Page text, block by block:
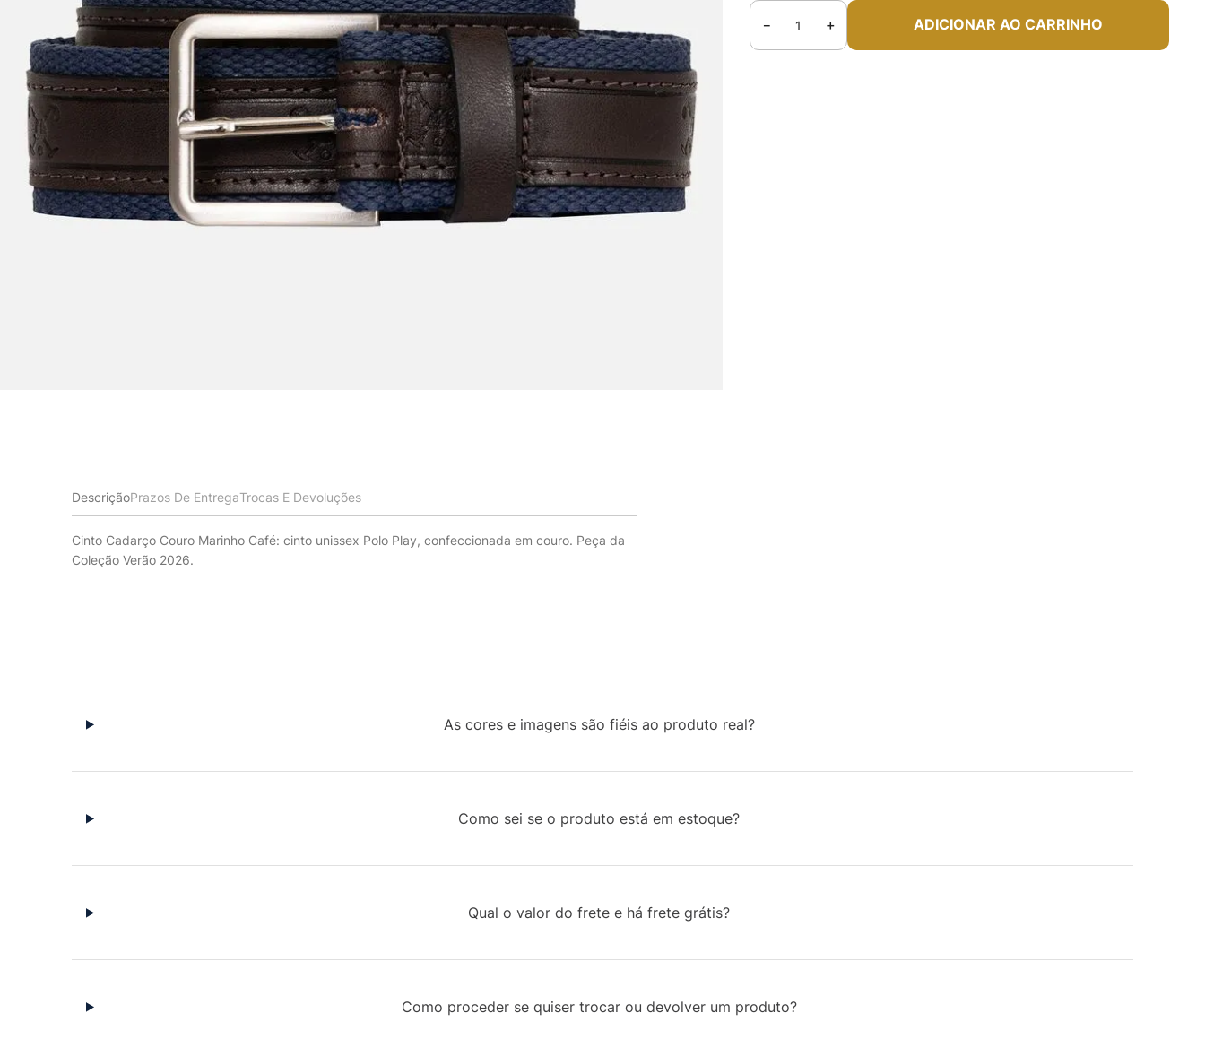
DescriçãoPrazos De EntregaTrocas E Devoluções
Cinto Cadarço Couro Marinho Café: cinto unissex Polo Play, confeccionada em couro. Peça da
Coleção Verão 2026.
＋
－
As cores e imagens são fiéis ao produto real?
Como sei se o produto está em estoque?
Qual o valor do frete e há frete grátis?
Como proceder se quiser trocar ou devolver um produto?